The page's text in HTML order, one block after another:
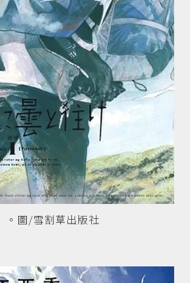
。圖/雪割草出版社